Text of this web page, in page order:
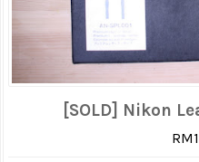
[SOLD] Nikon